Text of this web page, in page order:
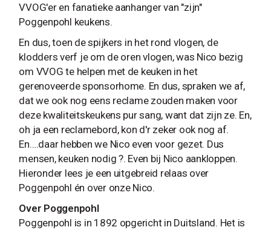
VVOG'er en fanatieke aanhanger van "zijn"
Poggenpohl keukens.
En dus, toen de spijkers in het rond vlogen, de
klodders verf je om de oren vlogen, was Nico bezig
om VVOG te helpen met de keuken in het
gerenoveerde sponsorhome. En dus, spraken we af,
dat we ook nog eens reclame zouden maken voor
deze kwaliteitskeukens pur sang, want dat zijn ze. En,
oh ja een reclamebord, kon d'r zeker ook nog af.
En….daar hebben we Nico even voor gezet. Dus
mensen, keuken nodig ?. Even bij Nico aankloppen.
Hieronder lees je een uitgebreid relaas over
Poggenpohl én over onze Nico.
Over Poggenpohl
Poggenpohl is in 1892 opgericht in Duitsland. Het is